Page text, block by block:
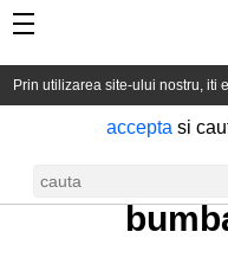
Tricou
Prin utilizarea site-ului nostru, iti
accepta si